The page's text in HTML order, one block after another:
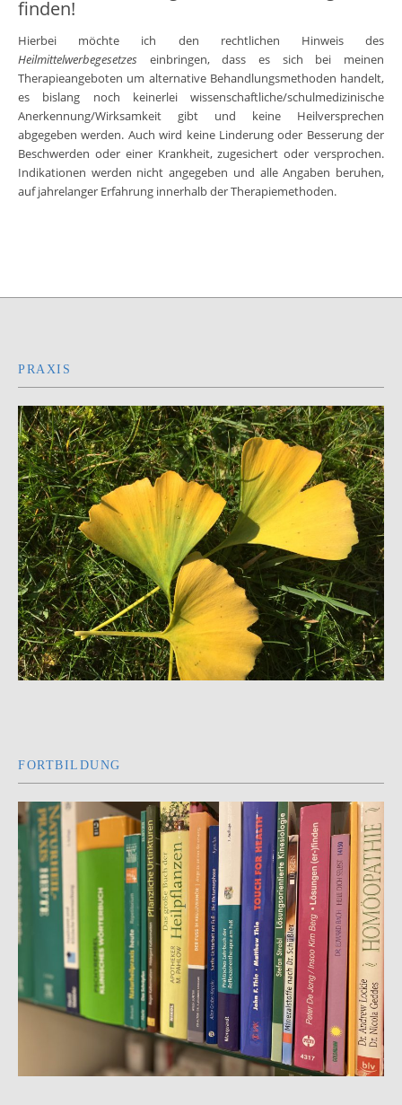
finden!
Hierbei möchte ich den rechtlichen Hinweis des
Heilmittelwerbegesetzes einbringen, dass es sich bei meinen
Therapieangeboten um alternative Behandlungsmethoden handelt,
es bislang noch keinerlei wissenschaftliche/schulmedizinische
Anerkennung/Wirksamkeit gibt und keine Heilversprechen
abgegeben werden. Auch wird keine Linderung oder Besserung der
Beschwerden oder einer Krankheit, zugesichert oder versprochen.
Indikationen werden nicht angegeben und alle Angaben beruhen,
auf jahrelanger Erfahrung innerhalb der Therapiemethoden.
PRAXIS
FORTBILDUNG